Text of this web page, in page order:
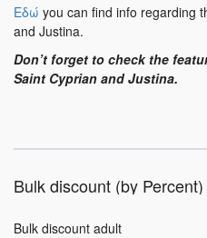
Εδώ you can find info regarding
and Justina.
Don’t forget to check the
Saint Cyprian and Justina.
Bulk discount (by Percent)
Bulk discount adult